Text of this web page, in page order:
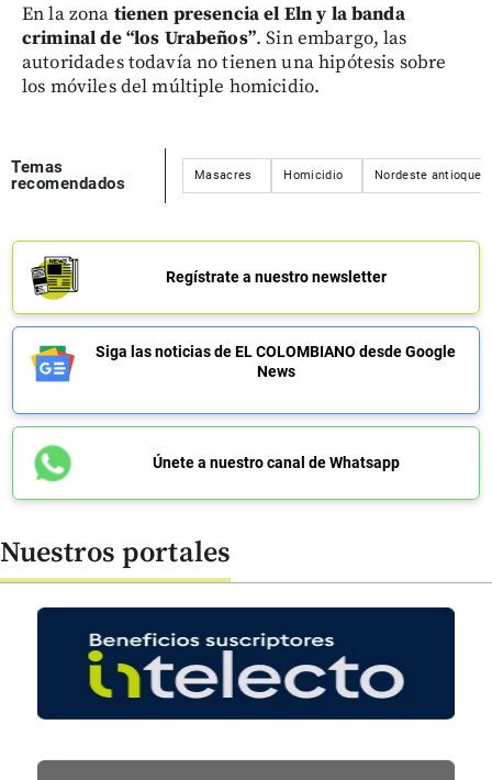
En la zona tienen presencia el Eln y la banda
criminal de “los Urabeños”. Sin embargo, las
autoridades todavía no tienen una hipótesis sobre
los móviles del múltiple homicidio.
Temas
recomendados
Masacres Homicidio Nordeste
Regístrate a nuestro newsletter
Siga las noticias de EL COLOMBIANO desde Google
News
Únete a nuestro canal de Whatsapp
Nuestros portales